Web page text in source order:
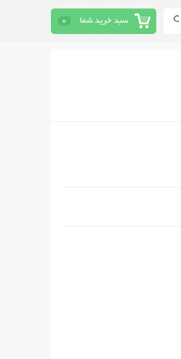
سبد خرید شما 0